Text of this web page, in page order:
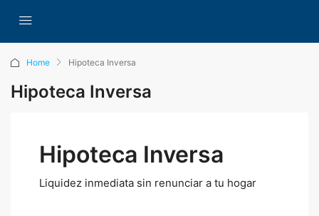
Home Hipoteca Inversa
Hipoteca Inversa
Hipoteca Inversa
Liquidez inmediata sin renunciar a tu hogar